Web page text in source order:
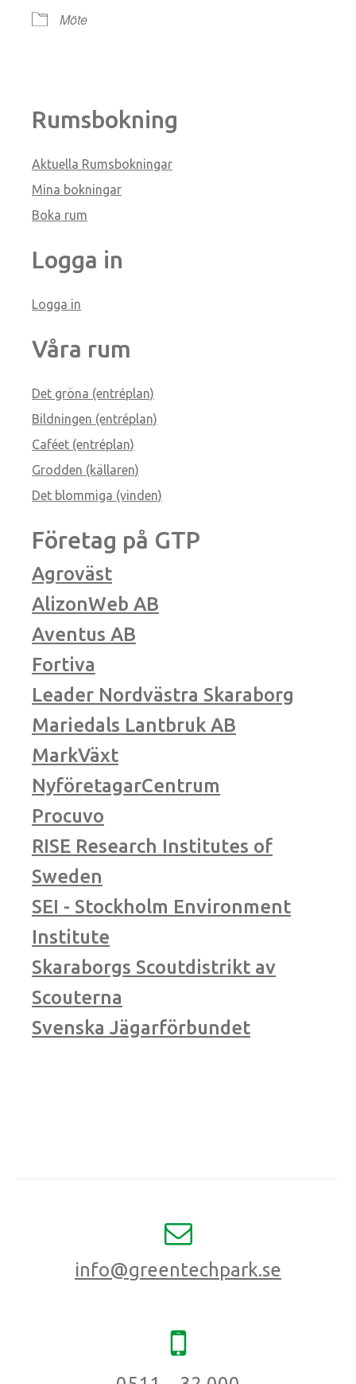
Möte
Rumsbokning
Aktuella Rumsbokningar
Mina bokningar
Boka rum
Logga in
Logga in
Våra rum
Det gröna (entréplan)
Bildningen (entréplan)
Caféet (entréplan)
Grodden (källaren)
Det blommiga (vinden)
Företag på GTP
Agroväst
AlizonWeb AB
Aventus AB
Fortiva
Leader Nordvästra Skaraborg
Mariedals Lantbruk AB
MarkVäxt
NyföretagarCentrum
Procuvo
RISE Research Institutes of
Sweden
SEI - Stockholm Environment
Institute
Skaraborgs Scoutdistrikt av
Scouterna
Svenska Jägarförbundet
info@greentechpark.se